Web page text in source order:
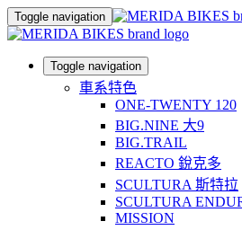
Toggle navigation
Toggle navigation
車系特色
ONE-TWENTY 120
BIG.NINE 大9
BIG.TRAIL
REACTO 銳克多
SCULTURA 斯特拉
SCULTURA
MISSION